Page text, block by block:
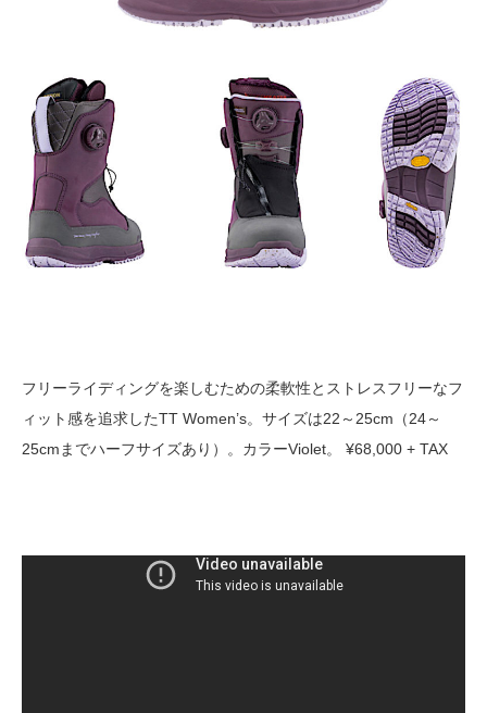
フリーライディングを楽しむための柔軟性とストレスフリーなフ
ィット感を追求したTT Women’s。サイズは22～25cm（24～
25cmまでハーフサイズあり）。カラーViolet。 ¥68,000 + TAX